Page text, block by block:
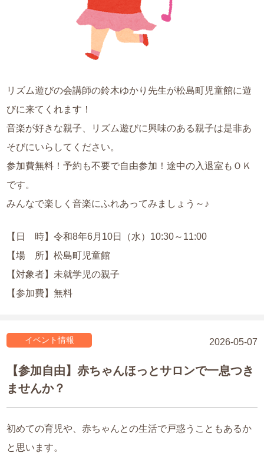
リズム遊びの会講師の鈴木ゆかり先生が松島町児童館に遊
びに来てくれます！
音楽が好きな親子、リズム遊びに興味のある親子は是非あ
そびにいらしてください。
参加費無料！予約も不要で自由参加！途中の入退室もＯＫ
です。
みんなで楽しく音楽にふれあってみましょう～♪
【日 時】令和8年6月10日（水）10:30～11:00
【場 所】松島町児童館
【対象者】未就学児の親子
【参加費】無料
2026-05-07
イベント情報
【参加自由】赤ちゃんほっとサロンで一息つき
ませんか？
初めての育児や、赤ちゃんとの生活で戸惑うこともあるか
と思います。